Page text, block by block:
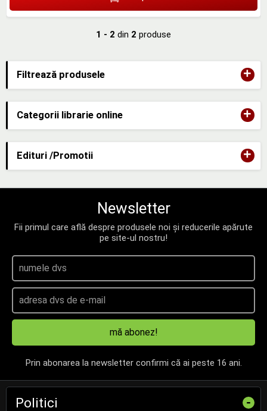
Filtrează produsele +
Categorii librarie online +
Edituri /Promotii +
1 - 2 din 2 produse
Newsletter
Fii primul care află despre produsele noi și reducerile apărute
pe site-ul nostru!
mă abonez!
Prin abonarea la newsletter confirmi că ai peste 16 ani.
Politici -